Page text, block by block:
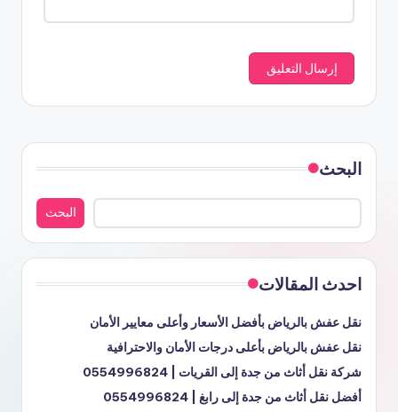
البحث
البحث
احدث المقالات
نقل عفش بالرياض بأفضل الأسعار وأعلى معايير الأمان
نقل عفش بالرياض بأعلى درجات الأمان والاحترافية
شركة نقل أثاث من جدة إلى القريات | 0554996824
أفضل نقل أثاث من جدة إلى رابغ | 0554996824